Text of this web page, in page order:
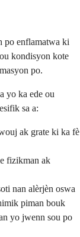
po enflamatwa ki
kondisyon kote
po.
yo ka ede ou
sa a:
ak grate ki ka fè
fizikman ak
nan alèrjèn oswa
piman bouk
yo jwenn sou po